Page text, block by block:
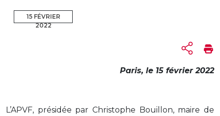
15 FÉVRIER
2022
Paris, le 15 février 2022
L’APVF, présidée par Christophe Bouillon, maire de